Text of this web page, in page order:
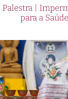
Palestra |
para a